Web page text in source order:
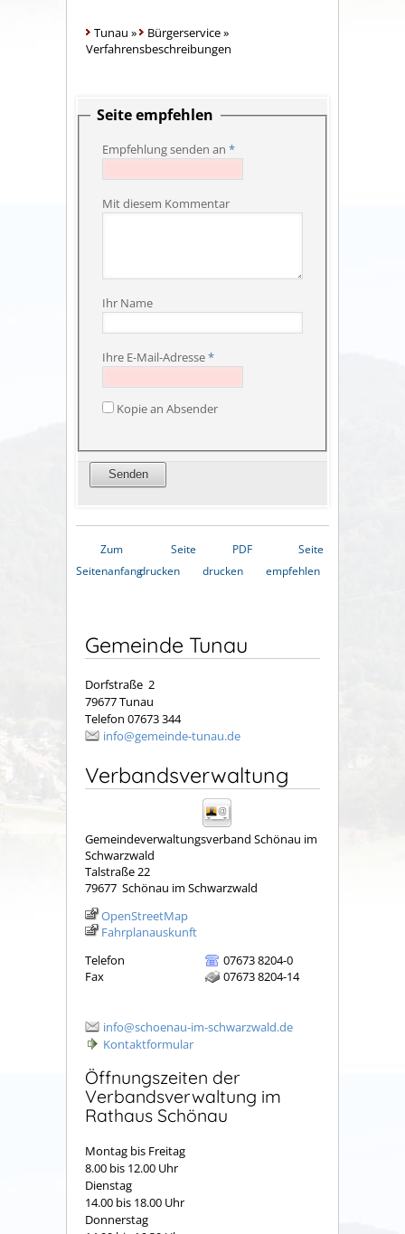
Tunau » Bürgerservice»
Verfahrensbeschreibungen
Seite empfehlen
Empfehlung senden an *
Mit diesem Kommentar
Ihr Name
Ihre E-Mail-Adresse*
Kopie an Absender
Zum
Seitenanfang
Seite
drucken
PDF
drucken
Seite
empfehlen
Gemeinde Tunau
Dorfstraße 2
79677 Tunau
Telefon 07673 344
info@gemeinde-tunau.de
Verbandsverwaltung
Gemeindeverwaltungsverband Schönau im
Schwarzwald
Talstraße 22
79677 Schönau im Schwarzwald
OpenStreetMap
Fahrplanauskunft
Telefon
07673 8204-0
Fax
07673 8204-14
info@schoenau-im-schwarzwald.de
Kontaktformular
Öffnungszeiten der
Verbandsverwaltung im
Rathaus Schönau
Montag bis Freitag
8.00 bis 12.00 Uhr
Dienstag
14.00 bis 18.00 Uhr
Donnerstag